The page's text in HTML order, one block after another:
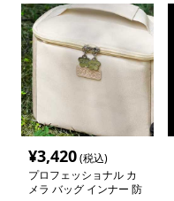
¥3,420(税込)
プロフェッショナル カ
メラ バッグ インナー 防